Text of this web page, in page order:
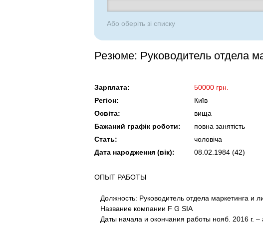
Або оберіть зі списку
Резюме: Руководитель отдела
Зарплата:
50000 грн.
Регіон:
Київ
Освіта:
вища
Бажаний графік роботи:
повна занятість
Стать:
чоловіча
Дата народження (вік):
08.02.1984 (42)
ОПЫТ РАБОТЫ
Должность: Руководитель отдела маркетинга и
Название компании F G SIA
Даты начала и окончания работы нояб. 2016 г. –